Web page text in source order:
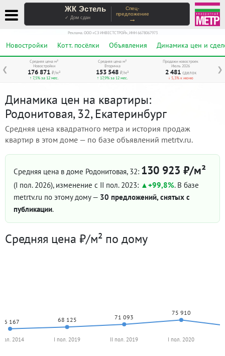
ЖК Эстель
✓ Дом сдан
Спец-
предложение
→
Реклама. ООО «СЗ ИНВЕСТСТРОЙ», ИНН 6678067973
Новостройки Котт. посёлки Объявления Динамика цен и
❮ ❯
Средняя цена м²
Новостройки
176 871 ₽/м²
↑ 7,5% за 12 мес.
Средняя цена м²
Вторичка
153 548 ₽/м²
↑ 17,9% за 12 мес.
Продажи новостроек
Июль 2026
2 481 сделок
↓ 5,3% к июню
Динамика цен на квартиры:
Родонитовая, 32, Екатеринбург
Средняя цена квадратного метра и история продаж
квартир в этом доме — по базе объявлений metrtv.ru.
Средняя цена в доме Родонитовая, 32: 130 923 ₽/м²
(I пол. 2026), изменение с II пол. 2023: +99,8%. В базе
metrtv.ru по этому дому — 30 предложений, снятых с
публикации.
Средняя цена ₽/м² по дому
66 167 68 125 71 093
75 910
2014 I пол. 2019 II пол. 2019 I пол. 2020